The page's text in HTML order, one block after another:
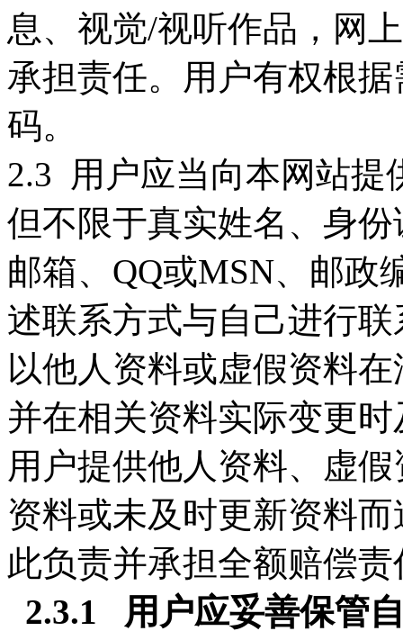
息、视觉/视听作品，网
承担责任。用户有权根
码。
2.3 用户应当向本网站提
但不限于真实姓名、身
邮箱、QQ或MSN、邮政
述联系方式与自己进行
以他人资料或虚假资料
并在相关资料实际变更
用户提供他人资料、虚
资料或未及时更新资料
此负责并承担全额赔偿责
2.3.1 用户应妥善保管